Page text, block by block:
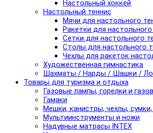
Настольный хоккей
Настольный теннис
Мячи для настольного
Ракетки для
Сетки для настольного
Столы для настольного
Чехлы для ракеток
Художественная гимнастика
Шахматы / Нарды / Шашки /
Товары для туризма и отдыха
Газовые лампы, горелки и
Гамаки
Мешки, канистры, чехлы,
Мультиинструменты и ножи
Надувные матрасы INTEX